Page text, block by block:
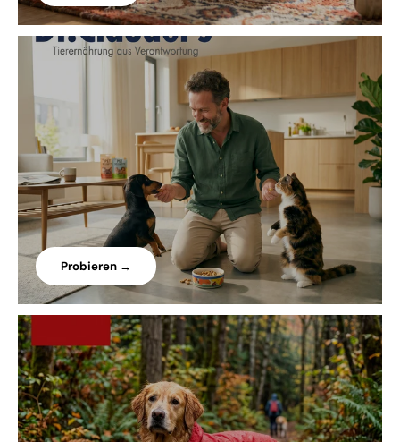
Probieren →